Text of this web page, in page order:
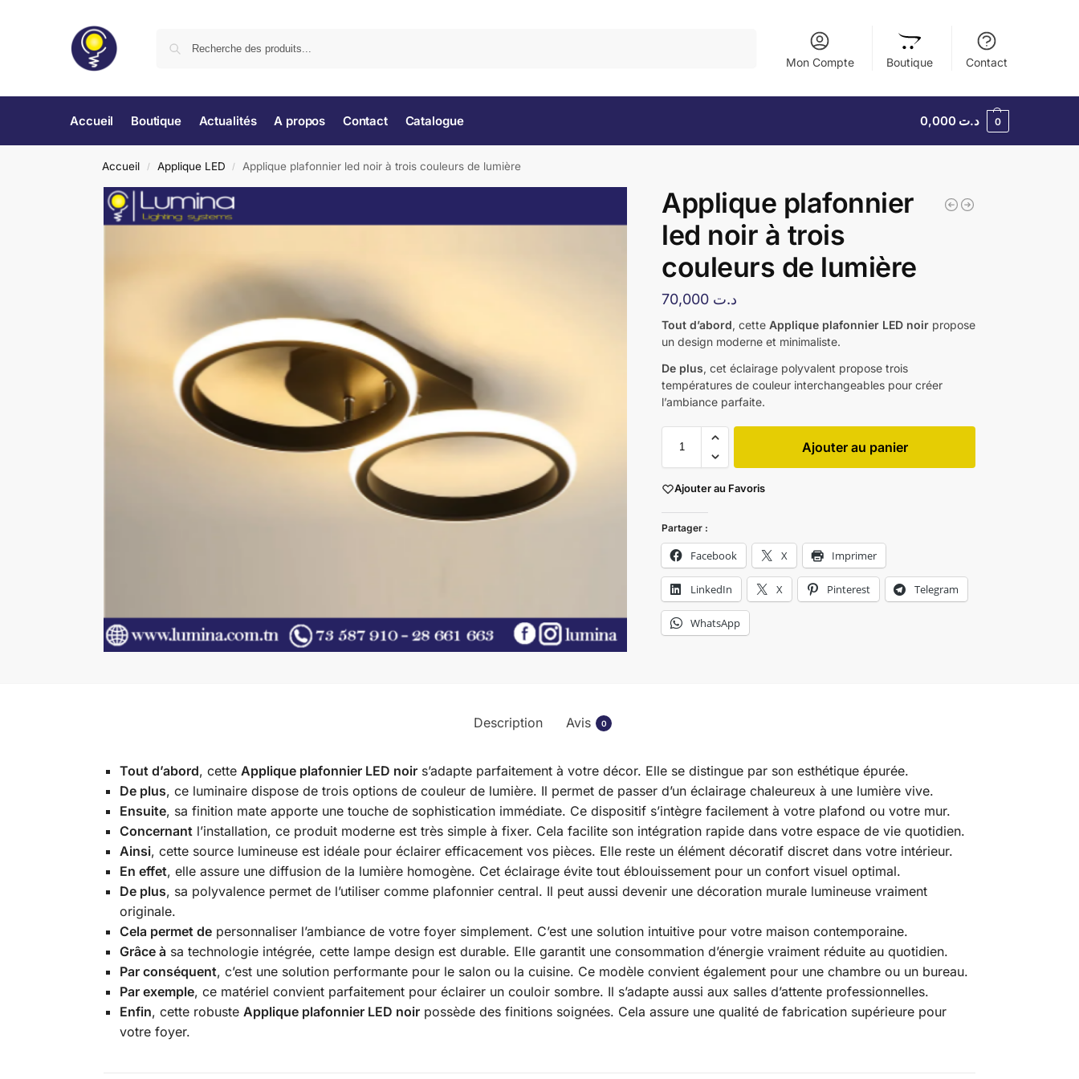
Mon Compte Boutique Contact
Accueil Boutique Actualités A propos Contact Catalogue د.ت 0,000 0
Accueil / Applique LED / Applique plafonnier led noir à trois couleurs de lumière
Applique plafonnier
led noir à trois
couleurs de lumière
د.ت
Tout d’abord, cetteApplique plafonnier LED noir propose
un design moderne et minimaliste.
De plus, cet éclairage polyvalent propose trois
températures de couleur interchangeables pour créer
l’ambiance parfaite.
Ajouter au panier
Ajouter au Favoris
Partager :
Facebook X Imprimer
LinkedIn X Pinterest Telegram
WhatsApp
Description Avis 0
Tout d’abord, cette Applique plafonnier LED noirs’adapte parfaitement à votre décor. Elle se distingue par son esthétique épurée.
De plus, ce luminaire dispose de trois options de couleur de lumière. Il permet de passer d’un éclairage chaleureux à une lumière vive.
Ensuite, sa finition mate apporte une touche de sophistication immédiate. Ce dispositif s’intègre facilement à votre plafond ou votre mur.
Concernant l’installation, ce produit moderne est très simple à fixer. Cela facilite son intégration rapide dans votre espace de vie quotidien.
Ainsi, cette source lumineuse est idéale pour éclairer efficacement vos pièces. Elle reste un élément décoratif discret dans votre intérieur.
En effet, elle assure une diffusion de la lumière homogène. Cet éclairage évite tout éblouissement pour un confort visuel optimal.
De plus, sa polyvalence permet de l’utiliser comme plafonnier central. Il peut aussi devenir une décoration murale lumineuse vraiment
originale.
Cela permet depersonnaliser l’ambiance de votre foyer simplement. C’est une solution intuitive pour votre maison contemporaine.
Grâce àsa technologie intégrée, cette lampe design est durable. Elle garantit une consommation d’énergie vraiment réduite au quotidien.
Par conséquent, c’est une solution performante pour le salon ou la cuisine. Ce modèle convient également pour une chambre ou un bureau.
Par exemple, ce matériel convient parfaitement pour éclairer un couloir sombre. Il s’adapte aussi aux salles d’attente professionnelles.
Enfin, cette robuste Applique plafonnier LED noirpossède des finitions soignées. Cela assure une qualité de fabrication supérieure pour
votre foyer.